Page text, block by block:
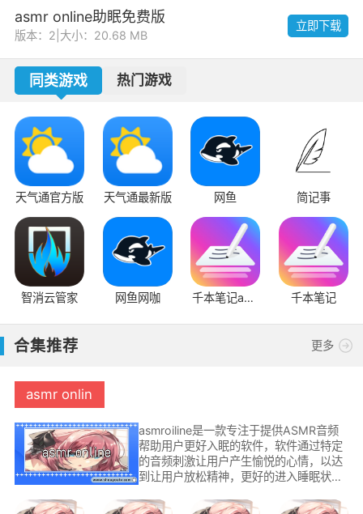
asmr online助眠免费版
版本：2 大小：20.68 MB
立即下载
同类游戏 热门游戏
天气通官方版 天气通最新版 网鱼 简记事
智消云管家 网鱼网咖
千本笔记app
千本笔记
合集推荐 更多
asmr onlin
asmroiline是一款专注于提供ASMR音频
帮助用户更好入眠的软件，软件通过特定
的音频刺激让用户产生愉悦的心情，以达
到让用户放松精神，更好的进入睡眠状态
自然白噪音软件内都有，用户可以根据自